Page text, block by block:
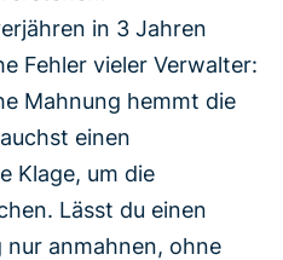
in 3 Jahren
Fehler vieler Verwalter:
Mahnung hemmt die
einen
Klage, um die
Lässt du einen
nur anmahnen, ohne